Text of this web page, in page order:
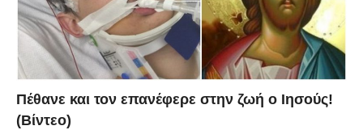
Πέθανε και τον επανέφερε στην ζωή ο Ιησούς!
(Βίντεο)